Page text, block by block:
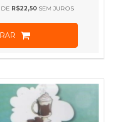
DE R$22,50 SEM JUROS